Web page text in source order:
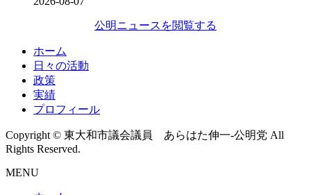
公明ニュースを閲覧する
ホーム
日々の活動
政策
実績
プロフィール
Copyright © 東大和市議会議員 あらはた伸一-公明党 All
Rights Reserved.
MENU